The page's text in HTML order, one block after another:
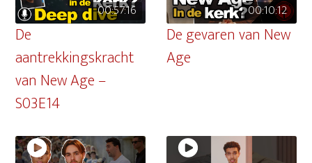
00:57:16
De
aantrekkingskracht
van New Age –
S03E14
00:10:12
De gevaren van New
Age